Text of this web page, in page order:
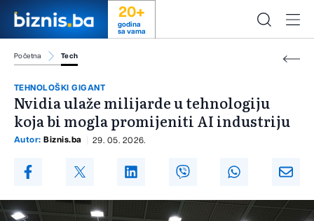
20+
godina
sa vama
Početna Tech
TEHNOLOŠKI GIGANT
Nvidia ulaže milijarde u tehnologiju
koja bi mogla promijeniti AI industriju
Autor: Biznis.ba 29. 05. 2026.